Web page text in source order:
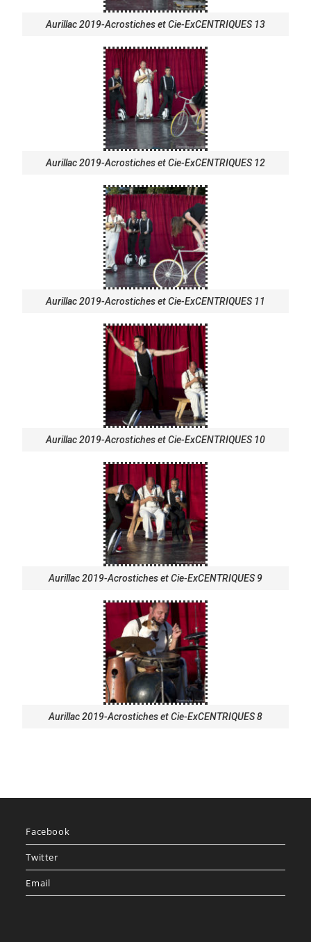
Aurillac 2019-Acrostiches et Cie-ExCENTRIQUES 13
Aurillac 2019-Acrostiches et Cie-ExCENTRIQUES 12
Aurillac 2019-Acrostiches et Cie-ExCENTRIQUES 11
Aurillac 2019-Acrostiches et Cie-ExCENTRIQUES 10
Aurillac 2019-Acrostiches et Cie-ExCENTRIQUES 9
Aurillac 2019-Acrostiches et Cie-ExCENTRIQUES 8
Facebook
Twitter
Email